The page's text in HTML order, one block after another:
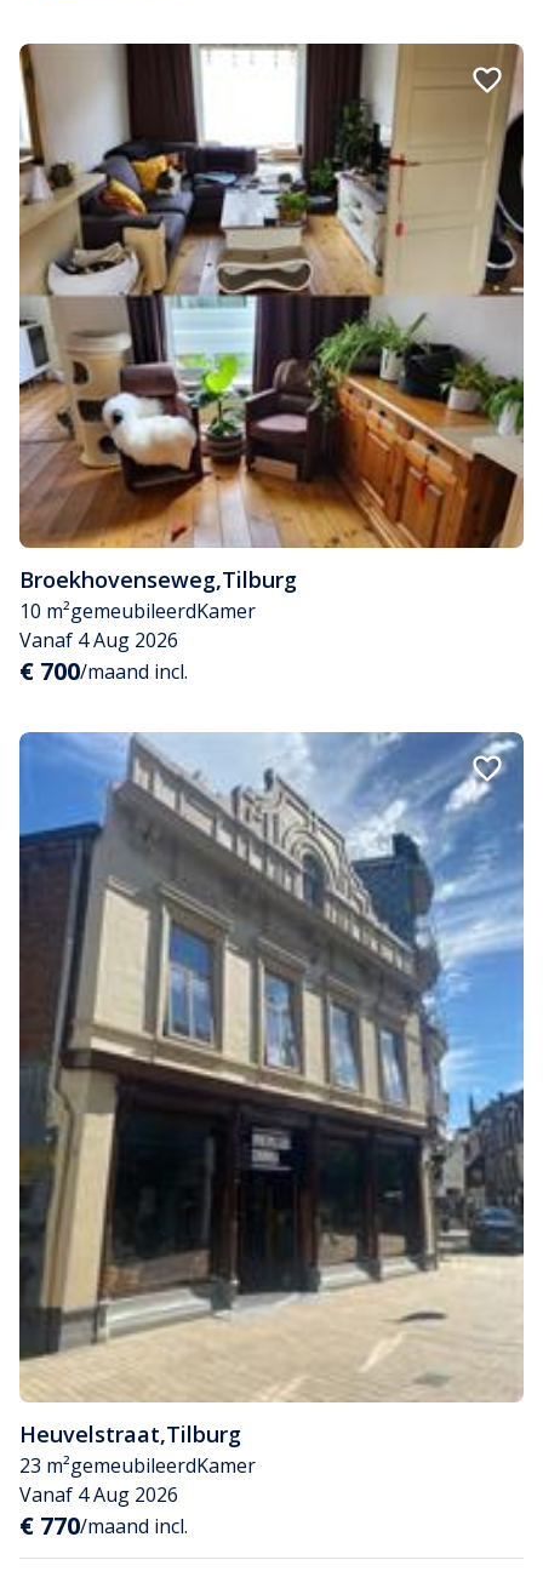
Broekhovenseweg,Tilburg
10 m²gemeubileerdKamer
Vanaf 4 Aug 2026
€ 700/maand incl.
Heuvelstraat,Tilburg
23 m²gemeubileerdKamer
Vanaf 4 Aug 2026
€ 770/maand incl.